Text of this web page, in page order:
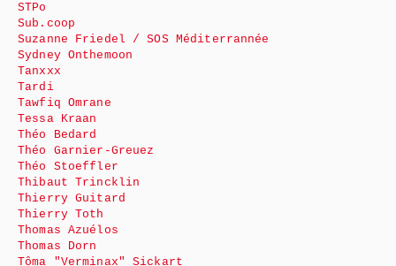
STPo
Sub.coop
Suzanne Friedel / SOS Méditerrannée
Sydney Onthemoon
Tanxxx
Tardi
Tawfiq Omrane
Tessa Kraan
Théo Bedard
Théo Garnier-Greuez
Théo Stoeffler
Thibaut Trincklin
Thierry Guitard
Thierry Toth
Thomas Azuélos
Thomas Dorn
Tôma "Verminax" Sickart